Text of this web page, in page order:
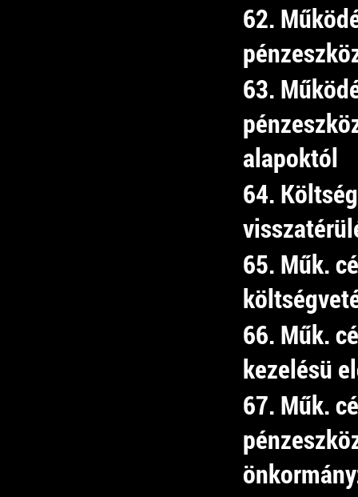
62.
63.
alapoktól
64.
65. Műk.
66. Műk.
kezelésü
67. Műk.